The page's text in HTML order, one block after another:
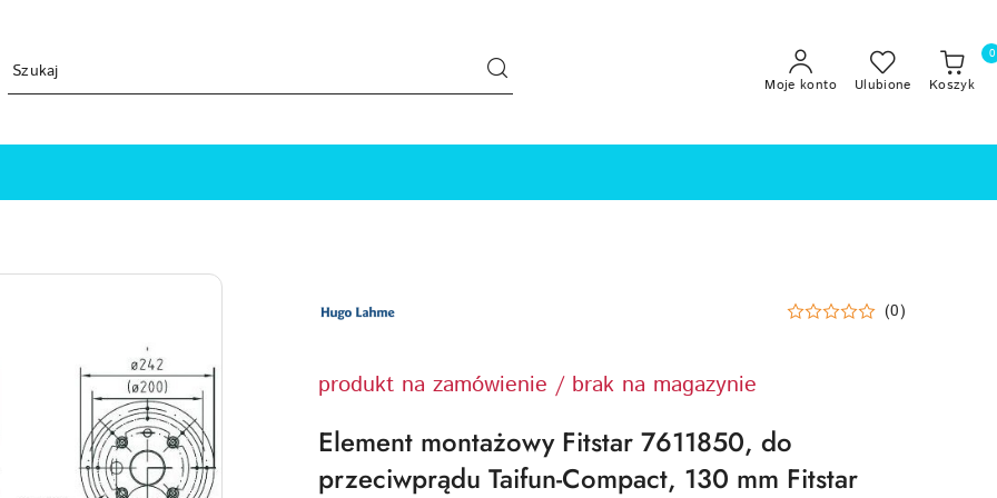
Moje konto Ulubione Koszyk
0
HUGO
LAHME
(0)
produkt na zamówienie / brak na magazynie
Element montażowy Fitstar 7611850, do
przeciwprądu Taifun-Compact, 130 mm Fitstar